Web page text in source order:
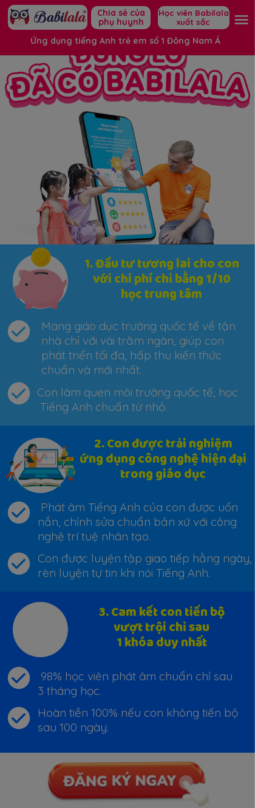
Chia sẻ của
phụ huynh
Học viên Babilala
xuất sắc
Ứng dụng tiếng Anh trẻ em số 1 Đông Nam Á
Mang giáo dục trường quốc tế về tận
nhà chỉ với vài trăm ngàn, giúp con
phát triển tối đa, hấp thu kiến thức
chuẩn và mới nhất.
Con làm quen môi trường quốc tế, học
Tiếng Anh chuẩn từ nhỏ.
1. Đầu tư tương lai cho con
với chi phí chỉ bằng 1/10
học trung tâm
Phát âm Tiếng Anh của con được uốn
nắn, chỉnh sửa chuẩn bản xứ với công
nghệ trí tuệ nhân tạo.
Con được luyện tập giao tiếp hằng ngày,
rèn luyện tự tin khi nói Tiếng Anh.
3. Cam kết con tiến bộ
vượt trội chỉ sau
1 khóa duy nhất
98% học viên phát âm chuẩn chỉ sau
3 tháng học.
Hoàn tiền 100% nếu con không tiến bộ
sau 100 ngày.
2. Con được trải nghiệm
ứng dụng công nghệ hiện đại
trong giáo dục